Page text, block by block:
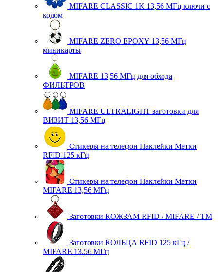
MIFARE CLASSIC 1K 13,56 МГц ключи с
кодом
MIFARE ZERO EPOXY 13,56 МГц
миникарты
MIFARE 13,56 МГц для обхода
ФИЛЬТРОВ
MIFARE ULTRALIGHT заготовки для
ВИЗИТ 13,56 МГц
Стикеры на телефон Наклейки Метки
RFID 125 кГц
Стикеры на телефон Наклейки Метки
MIFARE 13,56 МГц
Заготовки КОЖЗАМ RFID / MIFARE / TM
Заготовки КОЛЬЦА RFID 125 кГц /
MIFARE 13.56 МГц